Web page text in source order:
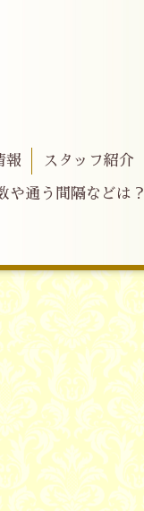
報 スタッフ紹介
や通う間隔などは？